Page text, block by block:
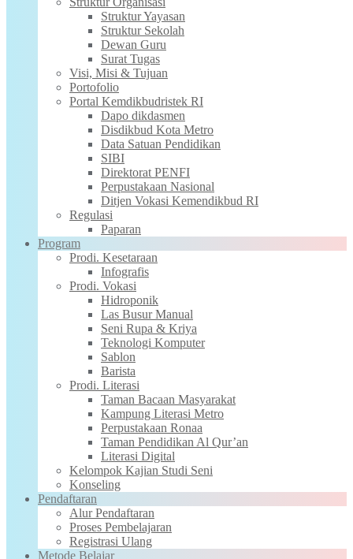
Struktur Yayasan
Struktur Sekolah
Dewan Guru
Surat Tugas
Visi, Misi & Tujuan
Portofolio
Portal Kemdikbudristek RI
Dapo dikdasmen
Disdikbud Kota Metro
Data Satuan Pendidikan
SIBI
Direktorat PENFI
Perpustakaan Nasional
Ditjen Vokasi Kemendikbud RI
Regulasi
Paparan
Program
Prodi. Kesetaraan
Infografis
Prodi. Vokasi
Hidroponik
Las Busur Manual
Seni Rupa & Kriya
Teknologi Komputer
Sablon
Barista
Prodi. Literasi
Taman Bacaan Masyarakat
Kampung Literasi Metro
Perpustakaan Ronaa
Taman Pendidikan Al Qur’an
Literasi Digital
Kelompok Kajian Studi Seni
Konseling
Pendaftaran
Alur Pendaftaran
Proses Pembelajaran
Registrasi Ulang
Metode Belajar